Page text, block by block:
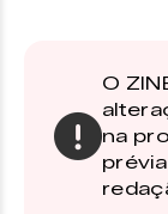
O
na